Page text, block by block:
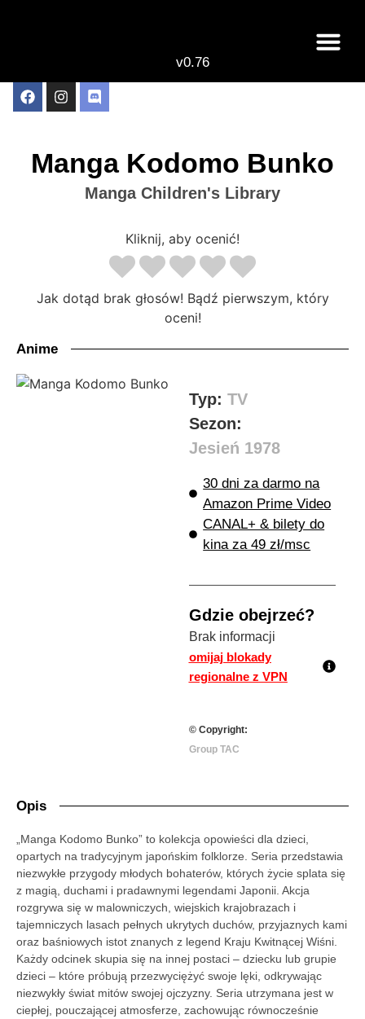
v0.76
Manga Kodomo Bunko
Manga Children's Library
Kliknij, aby ocenić!
Jak dotąd brak głosów! Bądź pierwszym, który
oceni!
Anime
Typ: TV
Sezon:
Jesień 1978
30 dni za darmo na
Amazon Prime Video
CANAL+ & bilety do
kina za 49 zł/msc
Gdzie obejrzeć?
Brak informacji
omijaj blokady
regionalne z VPN
© Copyright:
Group TAC
Opis
„Manga Kodomo Bunko” to kolekcja opowieści dla dzieci,
opartych na tradycyjnym japońskim folklorze. Seria przedstawia
niezwykłe przygody młodych bohaterów, których życie splata się
z magią, duchami i pradawnymi legendami Japonii. Akcja
rozgrywa się w malowniczych, wiejskich krajobrazach i
tajemniczych lasach pełnych ukrytych duchów, przyjaznych kami
oraz baśniowych istot znanych z legend Kraju Kwitnącej Wiśni.
Każdy odcinek skupia się na innej postaci – dziecku lub grupie
dzieci – które próbują przezwyciężyć swoje lęki, odkrywając
niezwykły świat mitów swojej ojczyzny. Seria utrzymana jest w
ciepłej, pouczającej atmosferze, zachowując równocześnie